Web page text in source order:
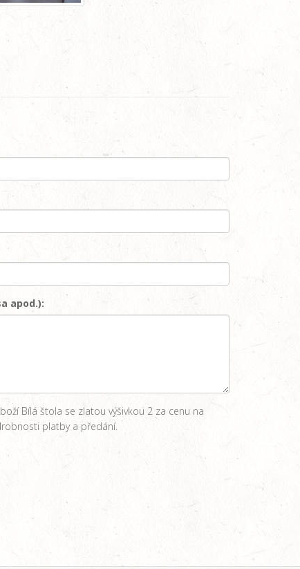
apod.):
Bílá štola se zlatou výšivkou 2 za cenu na
platby a předání.